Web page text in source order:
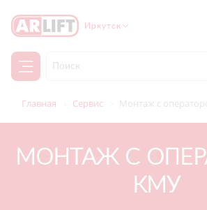
Иркутск
Главная Сервис Монтаж с
МОНТАЖ С
КМУ